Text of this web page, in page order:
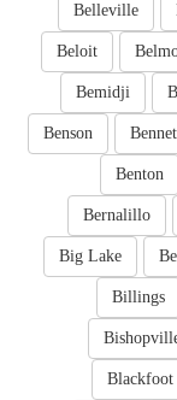
Belleville
Beloit
Bemidji
Benson
Benton
Bernalillo
Big Lake
Billings
Blackfoot